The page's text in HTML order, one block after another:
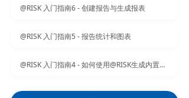
@RISK 入门指南6 - 创建报告与生成报表
@RISK 入门指南5 - 报告统计和图表
@RISK 入门指南4 - 如何使用@RISK生成内置和自定义模板报告